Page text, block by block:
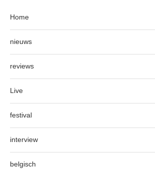
Home
nieuws
reviews
Live
festival
interview
belgisch